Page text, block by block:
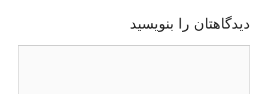
دیدگاهتان را بنویسید